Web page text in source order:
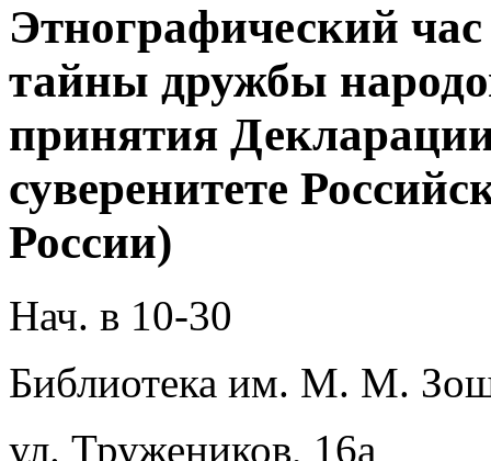
Этнографический
тайны дружбы
принятия
суверенитете
России)
Нач. в 10-30
Библиотека им. М. М.
ул. Тружеников, 16а